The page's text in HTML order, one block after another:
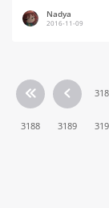
Nadya
2016-11-09
3188 3189